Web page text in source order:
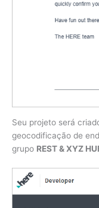
Seu projeto será
geocodificação de
grupo REST & XYZ